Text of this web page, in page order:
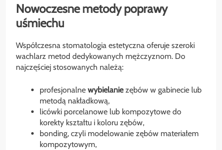
Nowoczesne metody poprawy
uśmiechu
Współczesna stomatologia estetyczna oferuje szeroki
wachlarz metod dedykowanych mężczyznom. Do
najczęściej stosowanych należą:
profesjonalne wybielaniezębów w gabinecie lub
metodą nakładkową,
licówki porcelanowe lub kompozytowe do
korekty kształtu i koloru zębów,
bonding, czyli modelowanie zębów materiałem
kompozytowym,